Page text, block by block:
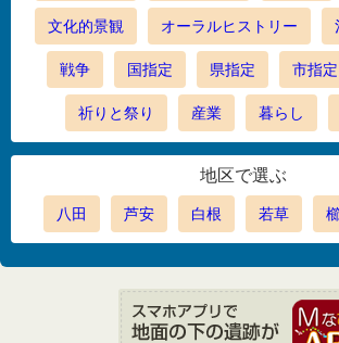
文化的景観 オーラルヒストリー
戦争 国指定 県指定 市指定
祈りと祭り 産業 暮らし
地区で選ぶ
八田 芦安 白根 若草